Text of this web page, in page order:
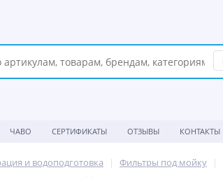
ЧАВО СЕРТИФИКАТЫ ОТЗЫВЫ КОНТАКТЫ
и водоподготовка Фильтры под мойку